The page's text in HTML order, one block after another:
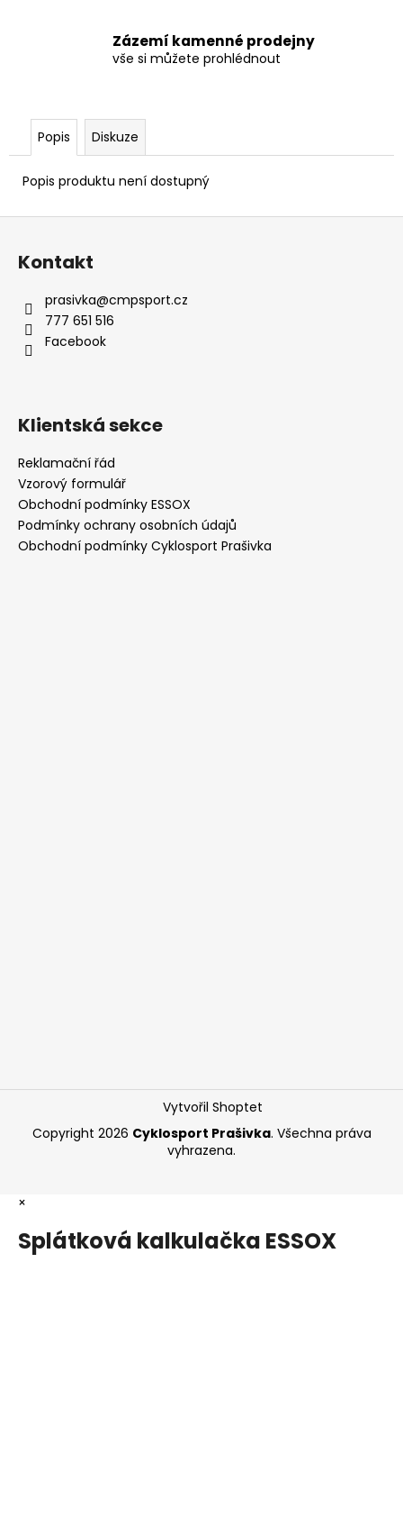
Zázemí kamenné prodejny
vše si můžete prohlédnout
Popis Diskuze
Popis produktu není dostupný
Z
Kontakt
prasivka@cmpsport.cz
777 651 516
Facebook
Klientská sekce
Reklamační řád
Vzorový formulář
Obchodní podmínky ESSOX
Podmínky ochrany osobních údajů
Obchodní podmínky Cyklosport Prašivka
Vytvořil Shoptet
Copyright 2026 Cyklosport Prašivka. Všechna práva
vyhrazena.
×
Splátková kalkulačka ESSOX